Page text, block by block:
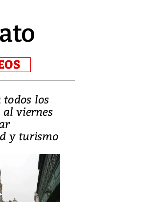
todos los
al viernes
y turismo